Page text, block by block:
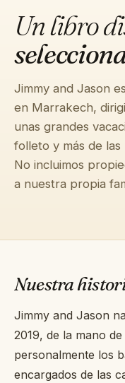
Destinos
Servicios
Diario
Nosotros
Escribir a la
Un libro
Jimmy and Jason
en Marrakech,
unas grandes
folleto y más de las
No incluimos
a nuestra propia
Nuestra
Jimmy and Jason
2019, de la mano
personalmente los
encargados de las